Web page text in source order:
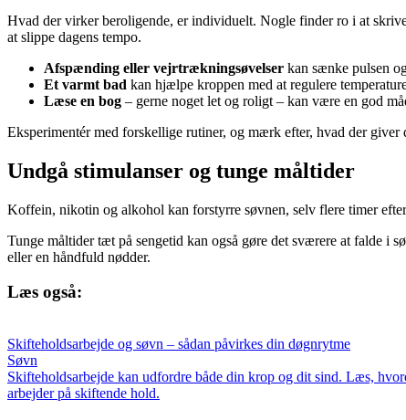
Hvad der virker beroligende, er individuelt. Nogle finder ro i at
at slippe dagens tempo.
Afspænding eller vejrtrækningsøvelser kan sænke pulsen
Et varmt bad kan hjælpe kroppen med at regulere
Læse en bog – gerne noget let og roligt – kan være en god
Eksperimentér med forskellige rutiner, og mærk efter, hvad der giver
Undgå stimulanser og tunge måltider
Koffein, nikotin og alkohol kan forstyrre søvnen, selv flere timer
Tunge måltider tæt på sengetid kan også gøre det sværere at falde i
eller en håndfuld nødder.
Læs også:
Skifteholdsarbejde og søvn – sådan påvirkes din døgnrytme
Søvn
Skifteholdsarbejde kan udfordre både din krop og dit sind. Læs,
arbejder på skiftende hold.